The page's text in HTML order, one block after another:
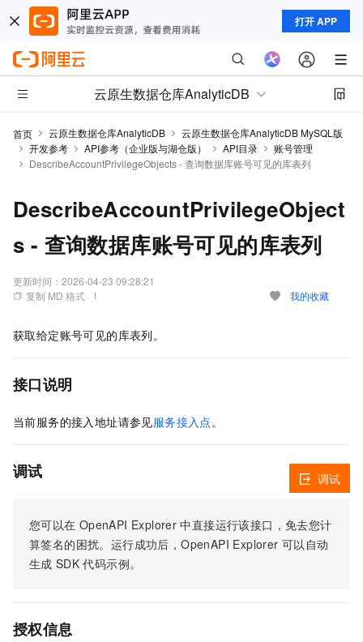
打开 APP
云原生数据仓库AnalyticDB
首页 云原生数据仓库AnalyticDB
云原生数据仓库AnalyticDB MySQL版
开发参考
API参考（企业版与湖仓版） API目录
账号管理
DescribeAccountPrivilegeObjects - 查询数据库账号可见的库表列
DescribeAccountPrivilegeObject
s - 查询数据库账号可见的库表列
更新时间： 2026-04-23 09:28:21
复制 MD 格式
我的收藏
获取给定账号可见的库表列。
接口说明
当前服务的接入地址请参见服务接入点。
调试
您可以在 OpenAPI Explorer 中直接运行该接口，免去您计
算签名的困扰。运行成功后，OpenAPI Explorer 可以自动
生成 SDK 代码示例。
调试
授权信息